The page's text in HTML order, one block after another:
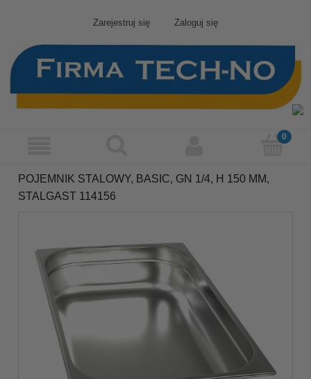
Zarejestruj się Zaloguj się
POJEMNIK STALOWY, BASIC, GN 1/4, H 150 MM,
STALGAST 114156